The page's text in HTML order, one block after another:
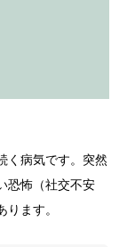
く病気です。突然
恐怖（社交不安
ます。